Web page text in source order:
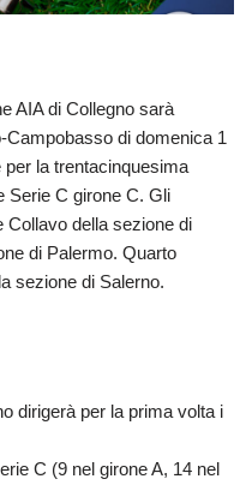
AIA di Collegno sarà
Campobasso di domenica 1
la trentacinquesima
Serie C girone C. Gli
Collavo della sezione di
di Palermo. Quarto
sezione di Salerno.
dirigerà per la prima volta i
C (9 nel girone A, 14 nel